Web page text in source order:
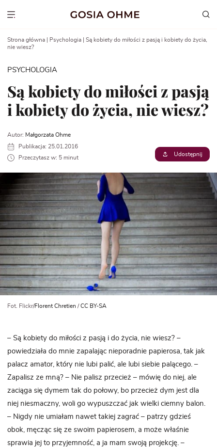
Show menu
Strona główna Psychologia
Są kobiety do miłości z pasją i kobiety do życia,
nie wiesz?
PSYCHOLOGIA
Są kobiety do miłości z pasją
i kobiety do życia, nie wiesz?
Autor: Małgorzata Ohme
Publikacja: 25.01.2016
Przeczytasz w: 5 minut
Udostępnij
Fot. Flickr/Florent Chretien /CC BY-SA
– Są kobiety do miłości z pasją i do życia, nie wiesz? –
powiedziała do mnie zapalając nieporadnie papierosa, tak jak
palacz amator, który nie lubi palić, ale lubi siebie palącego. –
Zapalisz ze mną? – Nie palisz przecież – mówię do niej, ale
zaciąga się dymem tak do połowy, bo przecież dym jest dla
niej niesmaczny, woli go wypuszczać jak wielki ciemny balon.
– Nigdy nie umiałam nawet takiej zagrać – patrzy gdzieś
obok, męcząc się ze swoim papierosem, a może właśnie
sprawia jej to przyjemność, a ja mam swoją projekcję. –